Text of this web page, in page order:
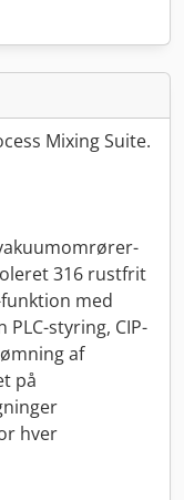
Mixing Suite.
316 rustfrit
med
styring, CIP-
af
på
hver